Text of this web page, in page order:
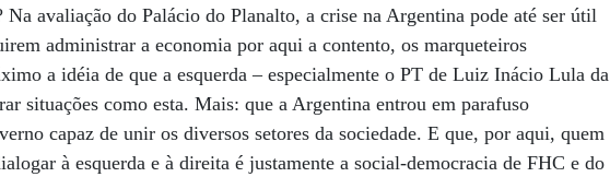
Na avaliação do Palácio do Planalto, a crise na Argentina pode até ser útil
administrar a economia por aqui a contento, os marqueteiros
a idéia de que a esquerda – especialmente o PT de Luiz Inácio Lula da
situações como esta. Mais: que a Argentina entrou em parafuso
capaz de unir os diversos setores da sociedade. E que, por aqui, quem
à esquerda e à direita é justamente a social-democracia de FHC e do